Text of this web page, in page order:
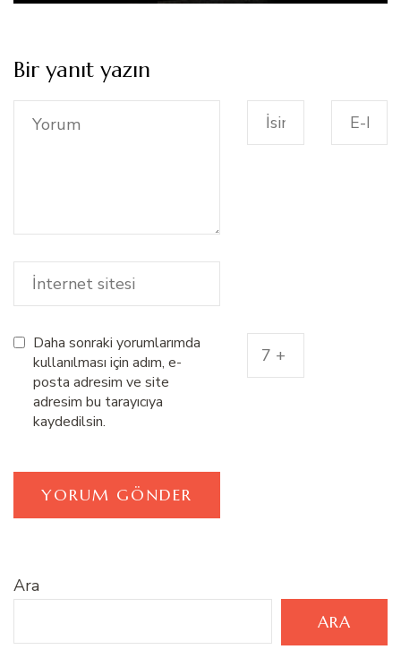
Bir yanıt yazın
Daha sonraki yorumlarımda
kullanılması için adım, e-
posta adresim ve site
adresim bu tarayıcıya
kaydedilsin.
Ara
ARA